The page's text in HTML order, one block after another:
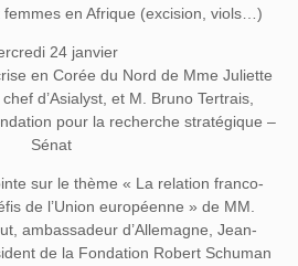
femmes en Afrique (excision, viols…)
24 janvier
en Corée du Nord de Mme Juliette
d’Asialyst, et M. Bruno Tertrais,
pour la recherche stratégique –
Sénat
sur le thème « La relation franco-
de l’Union européenne » de MM.
ambassadeur d’Allemagne, Jean-
de la Fondation Robert Schuman